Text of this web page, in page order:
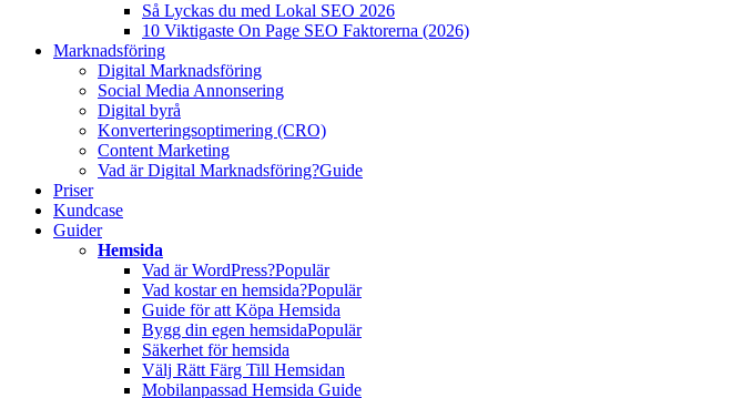
Så Lyckas du med Lokal SEO 2026
10 Viktigaste On Page SEO Faktorerna (2026)
Marknadsföring
Digital Marknadsföring
Social Media Annonsering
Digital byrå
Konverteringsoptimering (CRO)
Content Marketing
Vad är Digital Marknadsföring?Guide
Priser
Kundcase
Guider
Hemsida
Vad är WordPress?Populär
Vad kostar en hemsida?Populär
Guide för att Köpa Hemsida
Bygg din egen hemsidaPopulär
Säkerhet för hemsida
Välj Rätt Färg Till Hemsidan
Mobilanpassad Hemsida Guide